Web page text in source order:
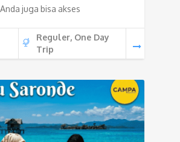
juga bisa akses
Reguler, One Day
Trip